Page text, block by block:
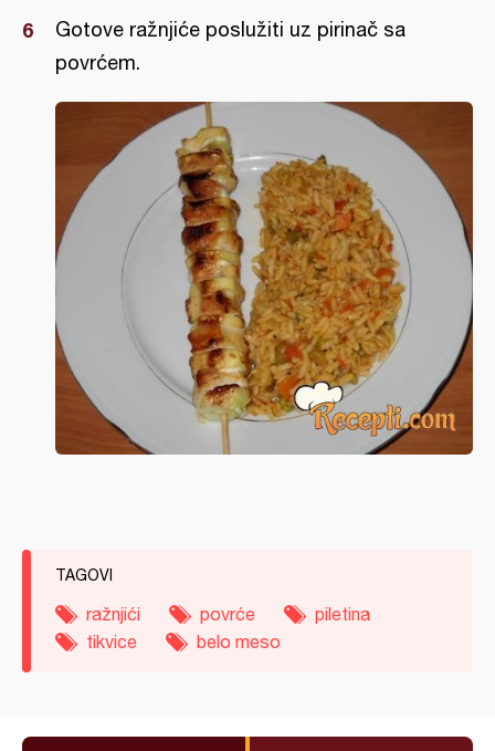
Gotove ražnjiće poslužiti uz pirinač sa
povrćem.
TAGOVI
ražnjići povrće
piletina
tikvice
belo meso